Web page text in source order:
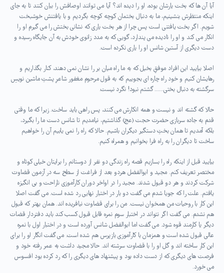
آیا آن ها که بخت یارشان بوده، او را دیده اند؟ آیا می توانند اوصافش را بیان کنند تا به جای
اینکه منتظرش بنشینیم، ما به دنبال بختمان کوچه کوچه بگردیم و با یافتنش خوشبخت
شویم. اگر بخت یافتنی است پس چرا از هر بخت یاری که نشانی بختش را می گیرم او را
انکار می کند و او را نادیده می پندارد، گویی که به مدد زانوی خودش به آن جایگاه رسیده و
دست دیگری از آستین شانس او را یاری نکرده است.
اصلا بیایید این افراد موفقِ بخیل که به ما راه میان بر را نشان نمی دهند، کنار بگذاریم و
رهایشان کنیم و خود راه چاره ای بجوییم که به قول مرحوم مغفور شاعرِ پشتِ ماشین نویسِ
سرگشته به دنبال بختی…… گشتم نبود! نگرد نیست.
حالا که گشته اند و نیست و همه انکارش می کنند، پس راهی باید ساخت. زیرا که ما وقتی
قدم به جاده سربازی حضرت حجت (عج) گذاشتیم، نیامدیم تا شانس دست ما را بگیرد،
بلکه آمدیم تا همان بختِ دستگیر دیگران باشیم. حالا که راه را نمی یابیم آن را خواهیم
ساخت تا دیگران را به راه فرا بخوانیم و همراه کنیم.
بیایید قبل از اینکه راه را بسازیم قصه راه زندگی دو نفر از دوستانم را برایتان خیلی کوتاه و
مختصر تعریف کنم. مجید و ابوالفضل هردو بعد از فراغت از سطح سه در آزمون قضاوت
شرکت کردند و هر دو قبول شدند. مجید را در اواخر دوران کارآموزی ناراحت و بی انگیزه
یافتم. علت را که جویا شدم می گفت دو بار در اختبار نهایی رد شده است. می گفت اصلا
این کار با روحیات من همخوان نیست. من را برای قضاوت نیافریده اند. همان بهتر که قبول
هم نشدم. می گفت اگر نتواند در اختبار سوم نمره قابل قبول کسب کند باید دفتردار قضات
دیگر یا کارمند قوه شود. می گفت اما ابوالفضل شانس آورده است و در اختبار اول با نمره
عالی قبول شده است و همزمان با کارآموزی بازپرس هم شده است. می گفت انگار او را برای
این کار ساخته اند و گل او را با قضاوت سرشته اند. حالا مجید داشت به عمر رفته خود و
فرصت های دیگری که از دست داده بود و پیشنهاد های دیگری را که رد کرده بود افسوس
می خورد.